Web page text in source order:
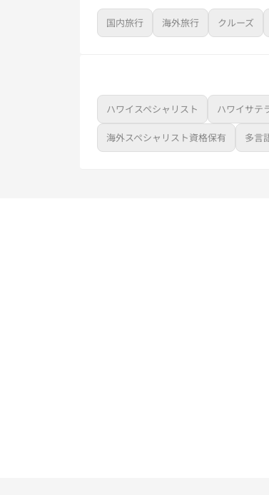
国内旅行 海外旅行 クルーズ
ハワイスペシャリスト ハワイサテ
海外スペシャリスト資格保有 多言